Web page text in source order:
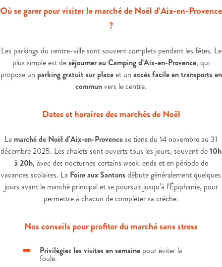
Où se garer pour visiter le marché de Noël d’Aix-en-Provence
?
Les parkings du centre-ville sont souvent complets pendant les fêtes. Le
plus simple est deséjourner au Camping d’Aix-en-Provence, qui
propose un parking gratuit sur placeet un accès facile en transports en
communvers le centre.
Dates et horaires des marchés de Noël
Le marché de Noël d’Aix-en-Provencese tiens du 14 novembre au 31
décembre 2025. Les chalets sont ouverts tous les jours, souvent de10h
à 20h, avec des nocturnes certains week-ends et en période de
vacances scolaires. La Foire aux Santonsdébute généralement quelques
jours avant le marché principal et se poursuit jusqu’à l’Épiphanie, pour
permettre à chacun de compléter sa crèche.
Nos conseils pour profiter du marché sans stress
Privilégiez les visites en semaine pour éviter la
foule.